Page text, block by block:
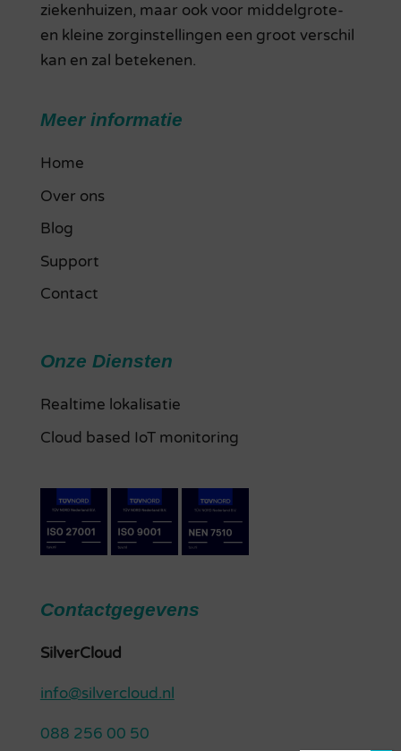
ziekenhuizen, maar ook voor middelgrote-
en kleine zorginstellingen een groot verschil
kan en zal betekenen.
Meer informatie
Home
Over ons
Blog
Support
Contact
Onze Diensten
Realtime lokalisatie
Cloud based IoT monitoring
Contactgegevens
SilverCloud
info@silvercloud.nl
088 256 00 50